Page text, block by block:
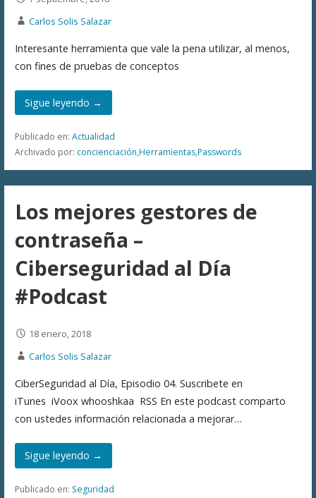
Carlos Solis Salazar
Interesante herramienta que vale la pena utilizar, al menos,
con fines de pruebas de conceptos
Sigue leyendo →
Publicado en: Actualidad
Archivado por: concienciación,Herramientas,Passwords
Los mejores gestores de
contraseña –
Ciberseguridad al Día
#Podcast
18 enero, 2018
Carlos Solis Salazar
CiberSeguridad al Día, Episodio 04. Suscribete en
iTunes iVoox whooshkaa RSS En este podcast comparto
con ustedes información relacionada a mejorar…
Sigue leyendo →
Publicado en: Seguridad